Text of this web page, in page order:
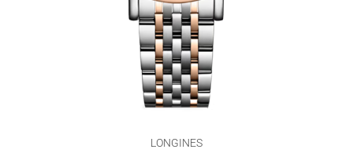
LONGINES